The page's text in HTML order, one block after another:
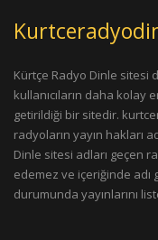
Kürtçe Radyo Dinle sitesi
kullanıcıların daha kolay
getirildiği bir sitedir.
radyoların yayın hakları
Dinle sitesi adları geçen
edemez ve içeriğinde
durumunda yayınlarını